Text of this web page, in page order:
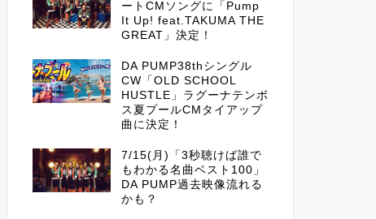
ートCMソングに「Pump
It Up! feat.TAKUMA THE
GREAT」決定！
DA PUMP38thシングル
CW「OLD SCHOOL
HUSTLE」ラグーナテンボ
ス夏プールCMタイアップ
曲に決定！
7/15(月)「3秒聴けば誰で
もわかる名曲ベスト100」
DA PUMP過去映像流れる
かも？